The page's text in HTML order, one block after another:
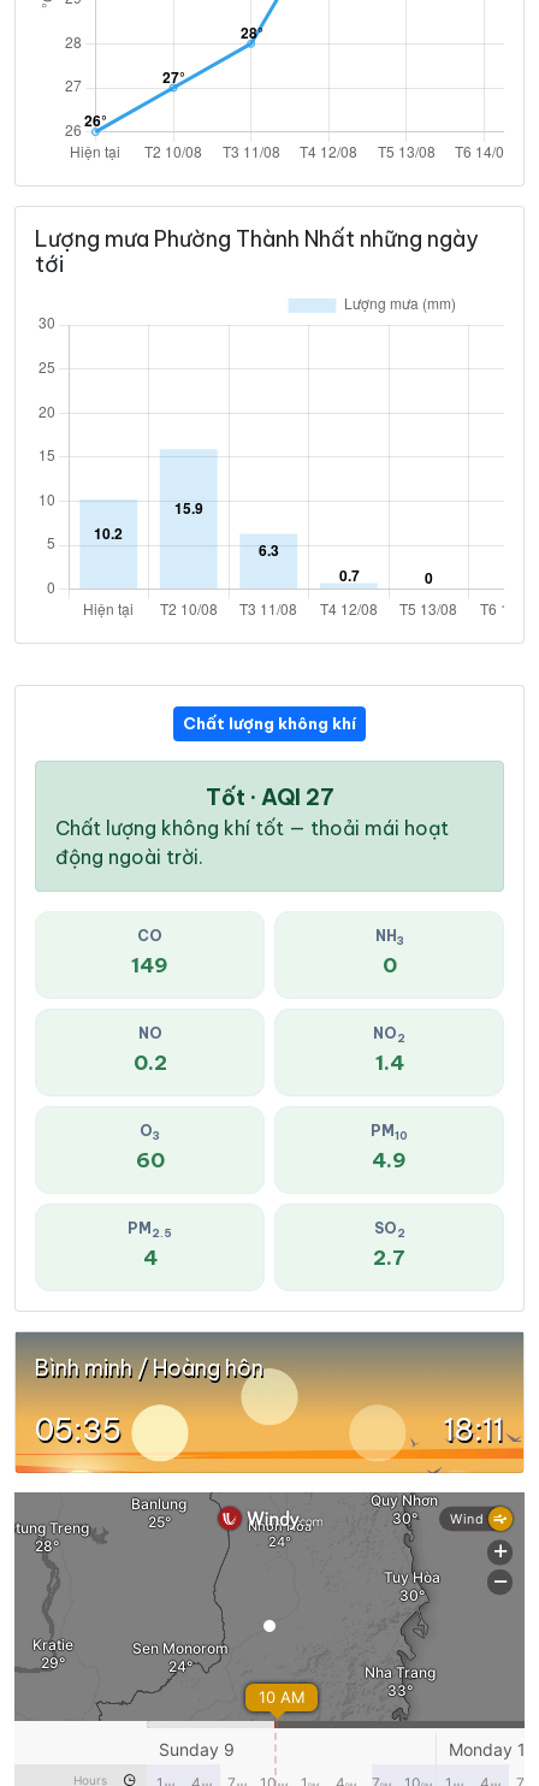
Lượng mưa Phường Thành Nhất những ngày
tới
Chất lượng không khí
Tốt · AQI 27
Chất lượng không khí tốt — thoải mái hoạt
động ngoài trời.
CO
149
NH 3
0
NO
0.2
NO2
1.4
O3
60
PM 10
4.9
PM 2.5
4
SO2
2.7
Bình minh / Hoàng hôn
05:35 18:11